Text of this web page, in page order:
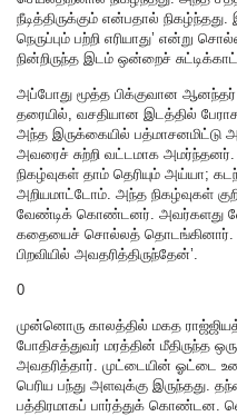
நீடித்திருக்கும் என்பதால்
நெருப்பும் பற்றி எரியாது’ என்று
நின்றிருந்த இடம் ஒன்றைச்
அப்போது மூத்த பிக்குவான
தரையில், வசதியான இடத்தில்
அந்த இருக்கையில்
அவரைச் சுற்றி வட்டமாக
நிகழ்வுகள் தாம் தெரியும் அய்யா;
அறியமாட்டோம். அந்த நிகழ்வுகள்
வேண்டிக் கொண்டனர். அவர்களது
கதையைச் சொல்லத் தொடங்கினார்.
பிறவியில் அவதரித்திருந்தேன்’.
0
முன்னொரு காலத்தில் மகத
போதிசத்துவர் மரத்தின் மீதிருந்த
அவதரித்தார். முட்டையின் ஓட்டை
பெரிய பந்து அளவுக்கு இருந்தது.
பத்திரமாகப் பார்த்துக் கொண்டன.